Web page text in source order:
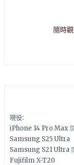
隨時
現役:
iPhone 14 Pro Max
Samsung S25 Ultra
Samsung S21 Ultra
Fujifilm X-T20